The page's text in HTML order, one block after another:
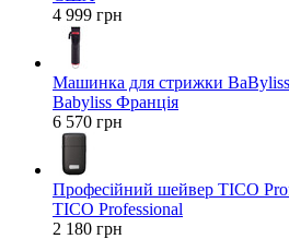
4 999 грн
Машинка для стрижки
Babyliss Франція
6 570 грн
Професійний шейвер TICO
TICO Professional
2 180 грн